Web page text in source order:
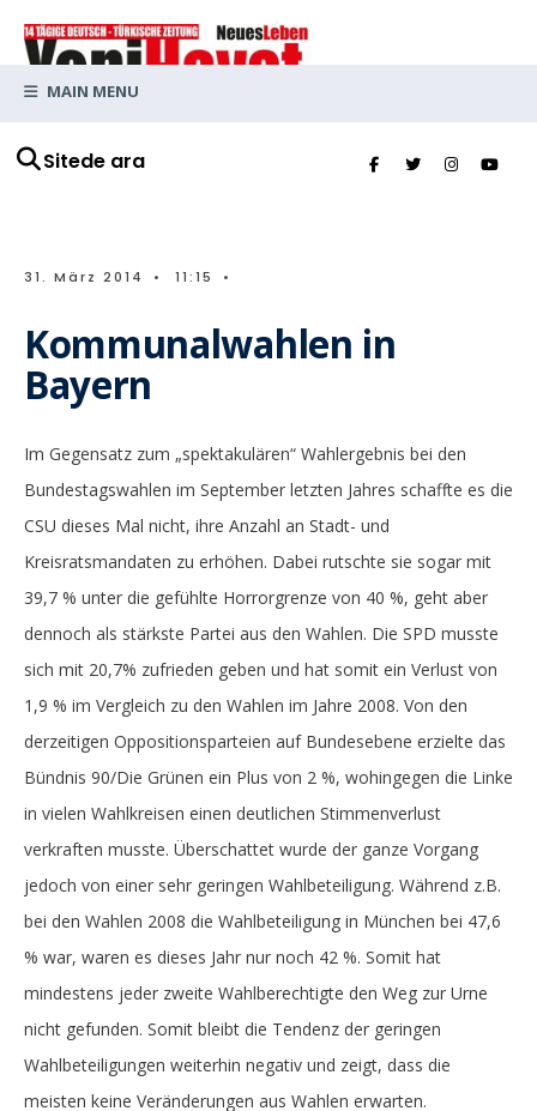
Sitede ara
MAIN MENU
31. März 2014 • 11:15 •
Kommunalwahlen in
Bayern
Im Gegensatz zum „spektakulären“ Wahlergebnis bei den
Bundestagswahlen im September letzten Jahres schaffte es die
CSU dieses Mal nicht, ihre Anzahl an Stadt- und
Kreisratsmandaten zu erhöhen. Dabei rutschte sie sogar mit
39,7 % unter die gefühlte Horrorgrenze von 40 %, geht aber
dennoch als stärkste Partei aus den Wahlen. Die SPD musste
sich mit 20,7% zufrieden geben und hat somit ein Verlust von
1,9 % im Vergleich zu den Wahlen im Jahre 2008. Von den
derzeitigen Oppositionsparteien auf Bundesebene erzielte das
Bündnis 90/Die Grünen ein Plus von 2 %, wohingegen die Linke
in vielen Wahlkreisen einen deutlichen Stimmenverlust
verkraften musste. Überschattet wurde der ganze Vorgang
jedoch von einer sehr geringen Wahlbeteiligung. Während z.B.
bei den Wahlen 2008 die Wahlbeteiligung in München bei 47,6
% war, waren es dieses Jahr nur noch 42 %. Somit hat
mindestens jeder zweite Wahlberechtigte den Weg zur Urne
nicht gefunden. Somit bleibt die Tendenz der geringen
Wahlbeteiligungen weiterhin negativ und zeigt, dass die
meisten keine Veränderungen aus Wahlen erwarten.